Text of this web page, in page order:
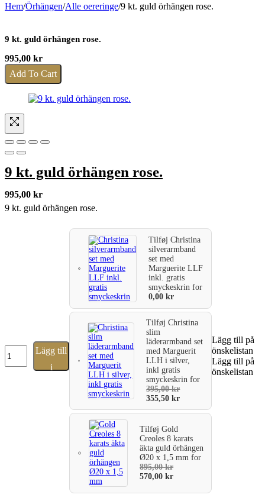
Hem/Örhängen/Alle oereringe/9 kt. guld örhängen rose.
9 kt. guld örhängen rose.
995,00 kr
Add To Cart
9 kt. guld örhängen rose.
995,00 kr
9 kt. guld örhängen rose.
kt.
Lägg till
i
TilføjChristina
silverarmband
set med
Marguerite LLF
inkl. gratis
smyckeskrinfor
0,00kr
TilføjChristina
slim
läderarmband set
med Marguerit
LLH i silver,
inkl gratis
smyckeskrinfor
395,00kr
355,50kr
TilføjGold
Creoles 8 karats
äkta guld örhängen
Ø20 x 1,5 mmfor
895,00kr
570,00kr
Lägg till på
önskelistan
Lägg till på
önskelistan